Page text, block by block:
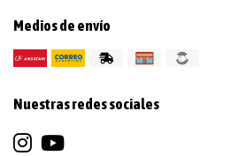
Medios de envío
Nuestras redes sociales